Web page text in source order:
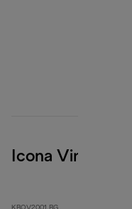
Icona Vintage